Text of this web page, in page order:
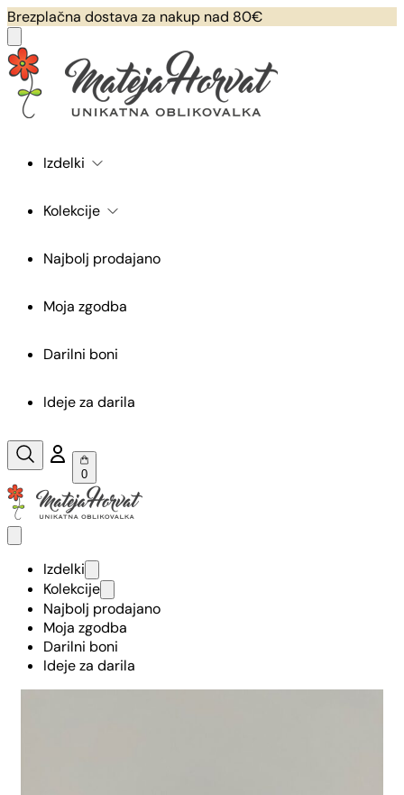
Brezplačna dostava za nakup nad 80€
Izdelki
Kolekcije
Najbolj prodajano
Moja zgodba
Darilni boni
Ideje za darila
0
Izdelki
Kolekcije
Najbolj prodajano
Moja zgodba
Darilni boni
Ideje za darila